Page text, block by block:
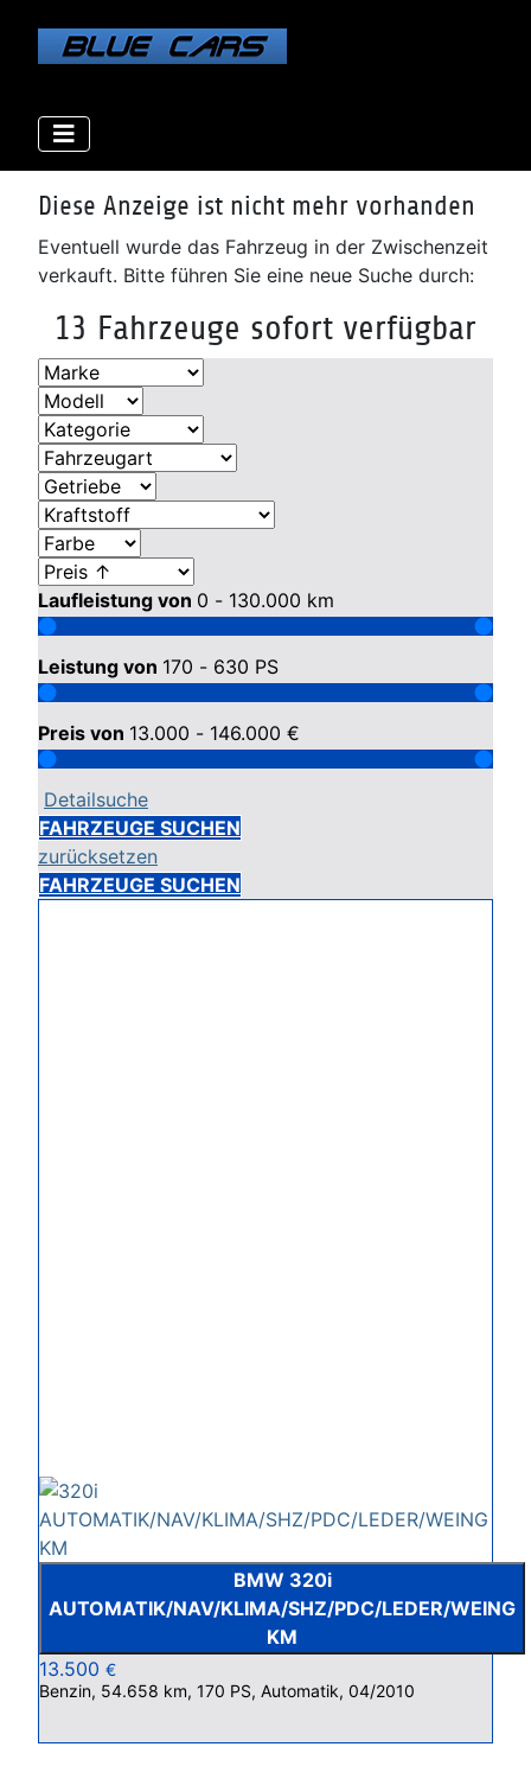
Diese Anzeige ist nicht mehr vorhanden
Eventuell wurde das Fahrzeug in der Zwischenzeit
verkauft. Bitte führen Sie eine neue Suche durch:
13 Fahrzeuge sofort verfügbar
Laufleistung von 0 - 130.000 km
Leistung von 170 - 630 PS
Preis von 13.000 - 146.000 €
Detailsuche
FAHRZEUGE SUCHEN
zurücksetzen
FAHRZEUGE SUCHEN
BMW 320i
AUTOMATIK/NAV/KLIMA/SHZ/PDC/LEDER/WEING
KM
13.500 €
Benzin, 54.658 km, 170 PS, Automatik, 04/2010